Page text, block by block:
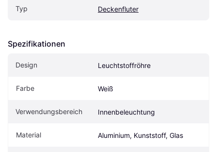
Typ Deckenfluter
Spezifikationen
Design Leuchtstoffröhre
Farbe Weiß
Verwendungsbereich Innenbeleuchtung
Material Aluminium, Kunststoff, Glas